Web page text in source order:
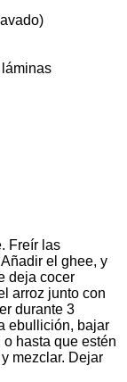
Freír las
el ghee, y
deja cocer
arroz junto con
durante 3
ebullición, bajar
hasta que estén
mezclar. Dejar